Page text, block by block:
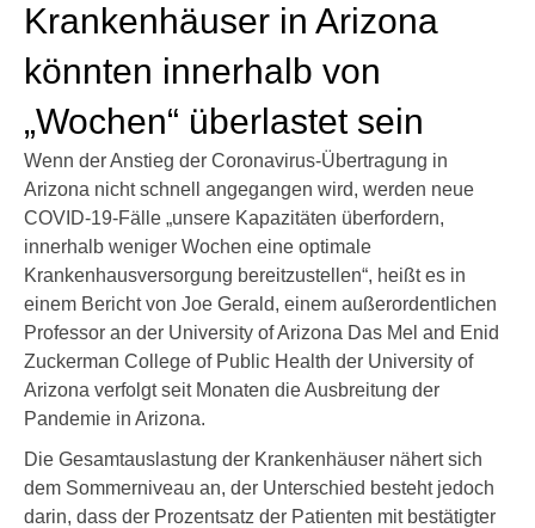
Krankenhäuser in Arizona
könnten innerhalb von
„Wochen“ überlastet sein
Wenn der Anstieg der Coronavirus-Übertragung in
Arizona nicht schnell angegangen wird, werden neue
COVID-19-Fälle „unsere Kapazitäten überfordern,
innerhalb weniger Wochen eine optimale
Krankenhausversorgung bereitzustellen“, heißt es in
einem Bericht von Joe Gerald, einem außerordentlichen
Professor an der University of Arizona Das Mel and Enid
Zuckerman College of Public Health der University of
Arizona verfolgt seit Monaten die Ausbreitung der
Pandemie in Arizona.
Die Gesamtauslastung der Krankenhäuser nähert sich
dem Sommerniveau an, der Unterschied besteht jedoch
darin, dass der Prozentsatz der Patienten mit bestätigter